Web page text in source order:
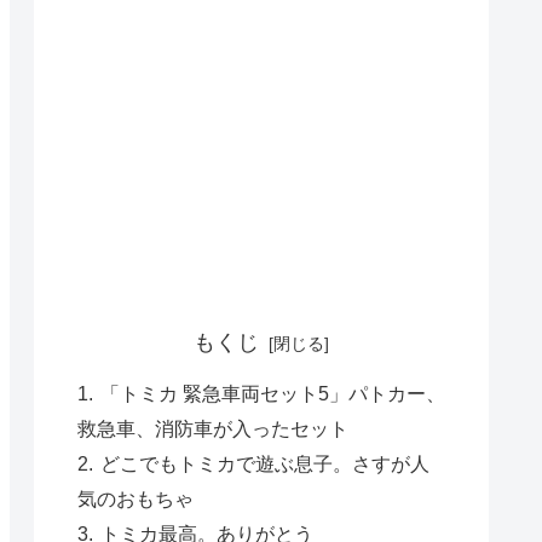
もくじ
「トミカ 緊急車両セット5」パトカー、
救急車、消防車が入ったセット
どこでもトミカで遊ぶ息子。さすが人
気のおもちゃ
トミカ最高。ありがとう